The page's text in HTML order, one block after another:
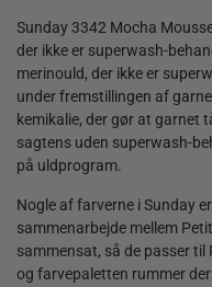
Sunday 3342 Mocha
der ikke er superwash-
merinould, der ikke er
under fremstillingen af
kemikalie, der gør at garnet
sagtens uden superwash-
på uldprogram.
Nogle af farverne i Sunday
sammenarbejde mellem
sammensat, så de passer
og farvepaletten rummer